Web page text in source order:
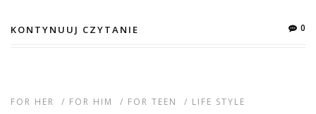
KONTYNUUJ CZYTANIE 0
FOR HER / FOR HIM / FOR TEEN / LIFE STYLE